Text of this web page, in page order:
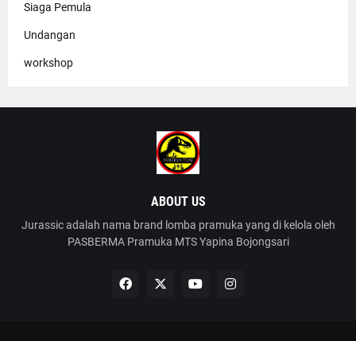
Siaga Pemula
Undangan
workshop
ABOUT US
Jurassic adalah nama brand lomba pramuka yang di kelola oleh
PASBERMA Pramuka MTS Yapina Bojongsari